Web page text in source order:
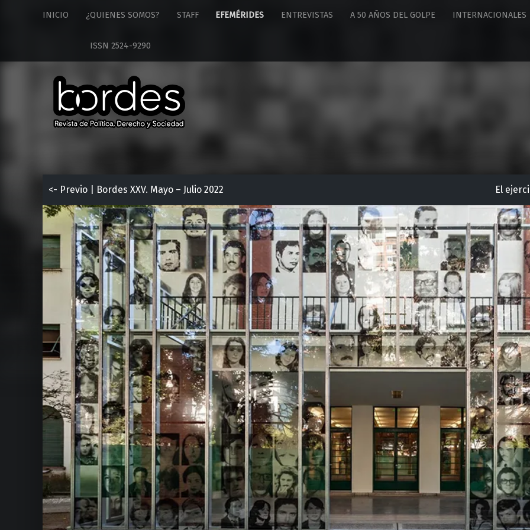
INICIO ¿QUIENES SOMOS? STAFF EFEMÉRIDES ENTREVISTAS A 50 AÑOS DEL GOLPE INTERNACIONALES
ISSN 2524-9290
<- Previo | Bordes XXV. Mayo – Julio 2022 El